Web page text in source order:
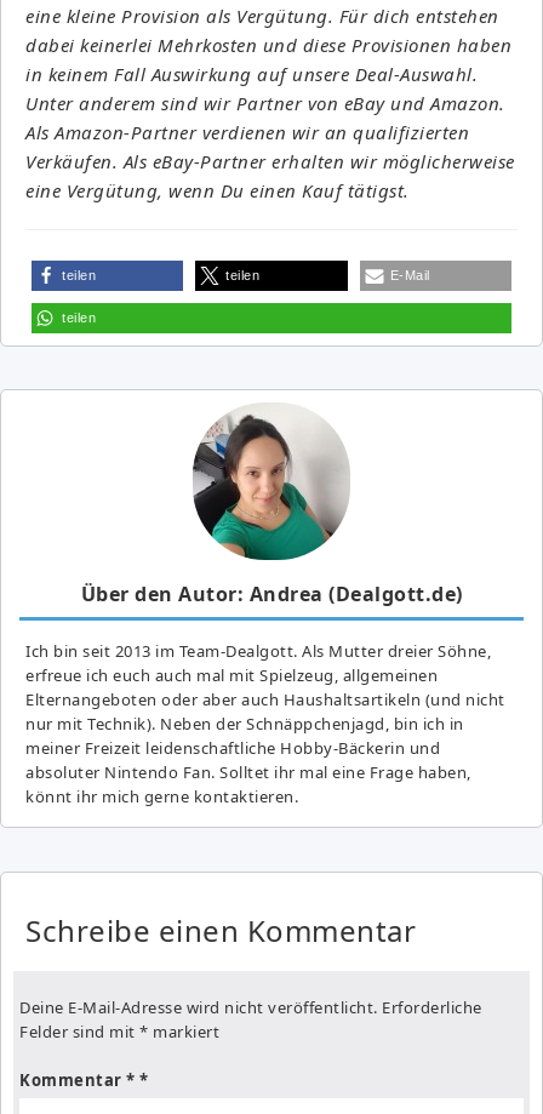
eine kleine Provision als Vergütung. Für dich entstehen
dabei keinerlei Mehrkosten und diese Provisionen haben
in keinem Fall Auswirkung auf unsere Deal-Auswahl.
Unter anderem sind wir Partner von eBay und Amazon.
Als Amazon-Partner verdienen wir an qualifizierten
Verkäufen. Als eBay-Partner erhalten wir möglicherweise
eine Vergütung, wenn Du einen Kauf tätigst.
teilen teilen E-Mail
teilen
Über den Autor: Andrea (Dealgott.de)
Ich bin seit 2013 im Team-Dealgott. Als Mutter dreier Söhne,
erfreue ich euch auch mal mit Spielzeug, allgemeinen
Elternangeboten oder aber auch Haushaltsartikeln (und nicht
nur mit Technik). Neben der Schnäppchenjagd, bin ich in
meiner Freizeit leidenschaftliche Hobby-Bäckerin und
absoluter Nintendo Fan. Solltet ihr mal eine Frage haben,
könnt ihr mich gerne kontaktieren.
Schreibe einen Kommentar
Deine E-Mail-Adresse wird nicht veröffentlicht. Erforderliche
Felder sind mit * markiert
Kommentar *